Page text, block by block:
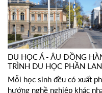
DU HỌC Á - ÂU ĐỒNG
TRÌNH DU HỌC PHẦN LAN
Mỗi học sinh đều có xuất
hướng nghề nghiệp khác